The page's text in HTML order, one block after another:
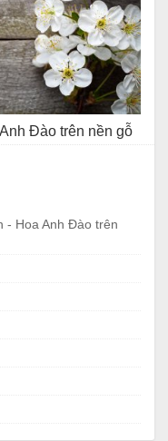
Đào trên nền gỗ
- Hoa Anh Đào trên